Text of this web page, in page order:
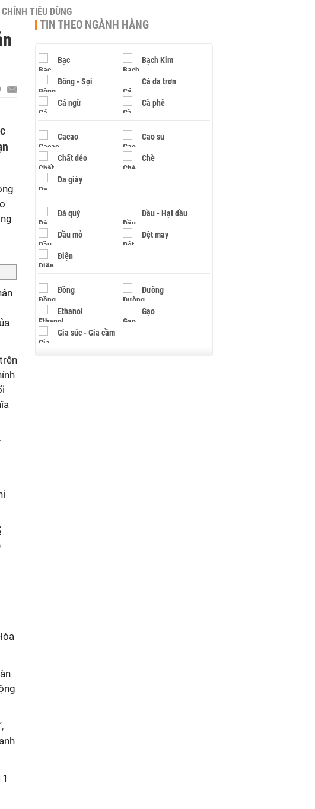
TIÊU DÙNG
TIN THEO NGÀNH HÀNG
Bạc Bạch Kim
Bông - Sợi Cá da trơn
Cá ngừ Cà phê
Cacao Cao su
Chất dẻo Chè
Da giày
Đá quý Dầu - Hạt dầu
Dầu mỏ Dệt may
Điện
Đồng Đường
Ethanol Gạo
Gia súc - Gia cầm